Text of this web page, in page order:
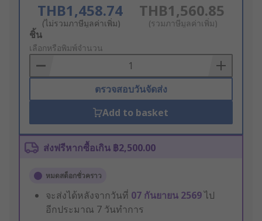
THB1,458.74
(ไม่รวมภาษีมูลค่าเพิ่ม)
THB1,560.85
(รวมภาษีมูลค่าเพิ่ม)
Add
to
Basket
ชิ้น
เลือกหรือพิมพ์จำนวน
ตรวจสอบวันจัดส่ง
Add to basket
ส่งฟรีหากซื้อเกิน ฿2,500.00
หมดสต็อกชั่วคราว
จะส่งได้หลังจากวันที่ 07 กันยายน 2569ไป
อีกประมาณ 7 วันทำการ